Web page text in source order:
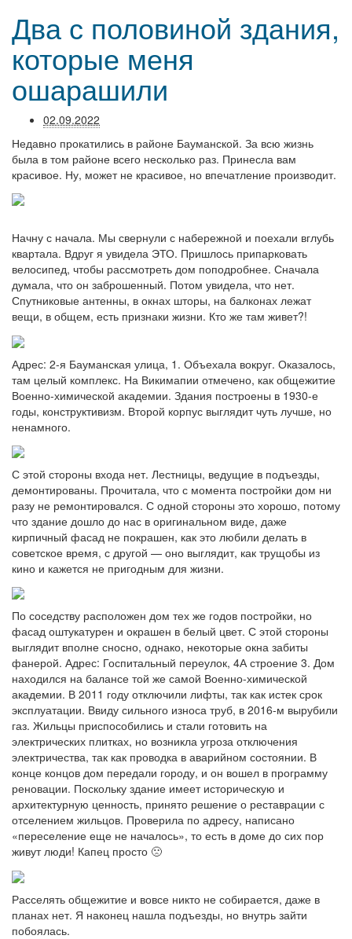
Два с половиной здания,
которые меня
ошарашили
02.09.2022
Недавно прокатились в районе Бауманской. За всю жизнь
была в том районе всего несколько раз. Принесла вам
красивое. Ну, может не красивое, но впечатление производит.
Начну с начала. Мы свернули с набережной и поехали вглубь
квартала. Вдруг я увидела ЭТО. Пришлось припарковать
велосипед, чтобы рассмотреть дом поподробнее. Сначала
думала, что он заброшенный. Потом увидела, что нет.
Спутниковые антенны, в окнах шторы, на балконах лежат
вещи, в общем, есть признаки жизни. Кто же там живет?!
Адрес: 2-я Бауманская улица, 1. Объехала вокруг. Оказалось,
там целый комплекс. На Викимапии отмечено, как общежитие
Военно-химической академии. Здания построены в 1930-е
годы, конструктивизм. Второй корпус выглядит чуть лучше, но
ненамного.
С этой стороны входа нет. Лестницы, ведущие в подъезды,
демонтированы. Прочитала, что с момента постройки дом ни
разу не ремонтировался. С одной стороны это хорошо, потому
что здание дошло до нас в оригинальном виде, даже
кирпичный фасад не покрашен, как это любили делать в
советское время, с другой — оно выглядит, как трущобы из
кино и кажется не пригодным для жизни.
По соседству расположен дом тех же годов постройки, но
фасад оштукатурен и окрашен в белый цвет. С этой стороны
выглядит вполне сносно, однако, некоторые окна забиты
фанерой. Адрес: Госпитальный переулок, 4А строение 3. Дом
находился на балансе той же самой Военно-химической
академии. В 2011 году отключили лифты, так как истек срок
эксплуатации. Ввиду сильного износа труб, в 2016-м вырубили
газ. Жильцы приспособились и стали готовить на
электрических плитках, но возникла угроза отключения
электричества, так как проводка в аварийном состоянии. В
конце концов дом передали городу, и он вошел в программу
реновации. Поскольку здание имеет историческую и
архитектурную ценность, принято решение о реставрации с
отселением жильцов. Проверила по адресу, написано
«переселение еще не началось», то есть в доме до сих пор
живут люди! Капец просто 🙁
Расселять общежитие и вовсе никто не собирается, даже в
планах нет. Я наконец нашла подъезды, но внутрь зайти
побоялась.